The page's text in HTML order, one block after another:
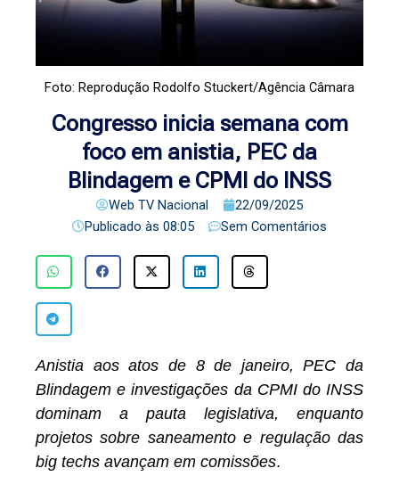
Foto: Reprodução Rodolfo Stuckert/Agência Câmara
Congresso inicia semana com
foco em anistia, PEC da
Blindagem e CPMI do INSS
Web TV Nacional
22/09/2025
Publicado às 08:05 Sem Comentários
Anistia aos atos de 8 de janeiro, PEC da
Blindagem e investigações da CPMI do INSS
dominam a pauta legislativa, enquanto
projetos sobre saneamento e regulação das
big techs avançam em comissões.